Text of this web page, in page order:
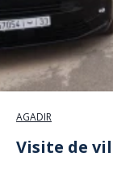
AGADIR
Visite de